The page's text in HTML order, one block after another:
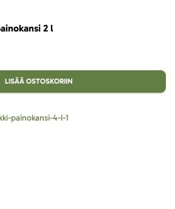
2 l
LISÄÄ OSTOSKORIIN